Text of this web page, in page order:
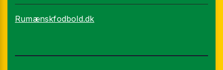
Rumænskfodbold.dk